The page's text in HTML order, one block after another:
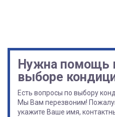
Нужна помощь
выборе
Есть вопросы по выбору
Мы Вам перезвоним!
укажите Ваше имя,